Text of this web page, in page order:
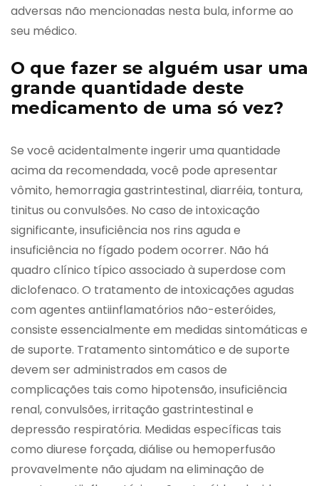
adversas não mencionadas nesta bula, informe ao
seu médico.
O que fazer se alguém usar uma
grande quantidade deste
medicamento de uma só vez?
Se você acidentalmente ingerir uma quantidade
acima da recomendada, você pode apresentar
vômito, hemorragia gastrintestinal, diarréia, tontura,
tinitus ou convulsões. No caso de intoxicação
significante, insuficiência nos rins aguda e
insuficiência no fígado podem ocorrer. Não há
quadro clínico típico associado à superdose com
diclofenaco. O tratamento de intoxicações agudas
com agentes antiinflamatórios não-esteróides,
consiste essencialmente em medidas sintomáticas e
de suporte. Tratamento sintomático e de suporte
devem ser administrados em casos de
complicações tais como hipotensão, insuficiência
renal, convulsões, irritação gastrintestinal e
depressão respiratória. Medidas específicas tais
como diurese forçada, diálise ou hemoperfusão
provavelmente não ajudam na eliminação de